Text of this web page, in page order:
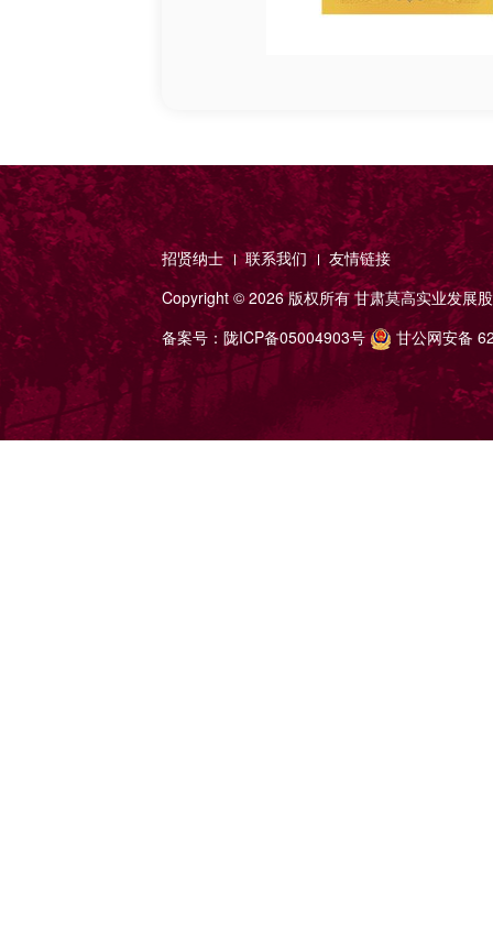
招贤纳士 联系我们
友情链接
Copyright ©2026 版权所有甘肃莫高实业发展
备案号：陇ICP备05004903号 甘公网安备